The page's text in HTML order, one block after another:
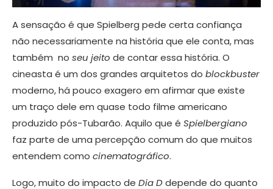
A sensação é que Spielberg pede certa confiança
não necessariamente na história que ele conta, mas
também no seu jeito de contar essa história. O
cineasta é um dos grandes arquitetos do blockbuster
moderno, há pouco exagero em afirmar que existe
um traço dele em quase todo filme americano
produzido pós-Tubarão. Aquilo que é Spielbergiano
faz parte de uma percepção comum do que muitos
entendem como cinematográfico.
Logo, muito do impacto de Dia Ddepende do quanto